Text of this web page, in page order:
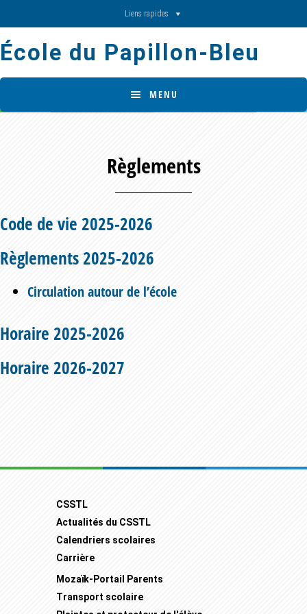
to
main
to
footer
Liens rapides
École du Papillon-Bleu
MENU
Règlements
Code de vie 2025-2026
Règlements 2025-2026
Circulation autour de l’école
Horaire 2025-2026
Horaire 2026-2027
Footer
CSSTL
Actualités du CSSTL
Calendriers scolaires
Carrière
Mozaïk-Portail Parents
Transport scolaire